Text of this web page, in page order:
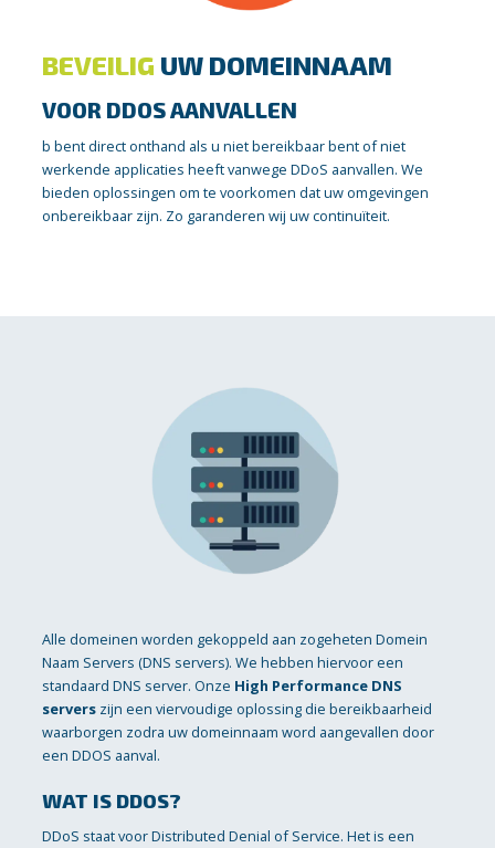
BEVEILIG UW DOMEINNAAM
VOOR DDOS AANVALLEN
b bent direct onthand als u niet bereikbaar bent of niet
werkende applicaties heeft vanwege DDoS aanvallen. We
bieden oplossingen om te voorkomen dat uw omgevingen
onbereikbaar zijn. Zo garanderen wij uw continuïteit.
Alle domeinen worden gekoppeld aan zogeheten Domein
Naam Servers (DNS servers). We hebben hiervoor een
standaard DNS server. Onze High Performance DNS
servers zijn een viervoudige oplossing die bereikbaarheid
waarborgen zodra uw domeinnaam word aangevallen door
een DDOS aanval.
WAT IS DDOS?
DDoS staat voor Distributed Denial of Service. Het is een